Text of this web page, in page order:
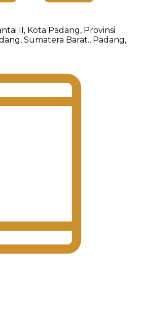
II, Kota Padang, Provinsi
Sumatera Barat., Padang,